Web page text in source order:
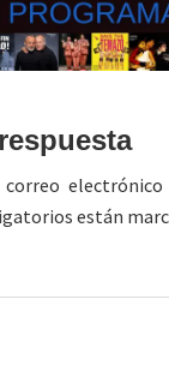
correo electrónico
están